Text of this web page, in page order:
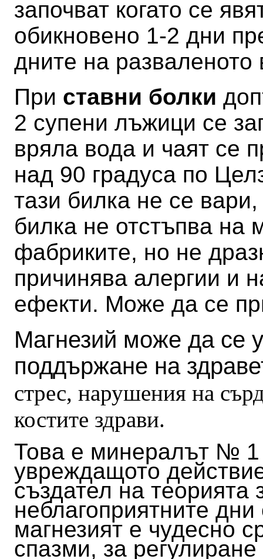
започват когато се
обикновено 1-2 дни
дните на
При ставни болки
2 супени лъжици се
вряла вода и чаят се
над 90 градуса по
тази билка не се
билка не отстъпва на
фабриките, но не
причинява алергии и
ефекти. Може да се
Магнезий може да се
поддържане на
стрес, нарушения на
костите здрави.
Това е минералът № 1
увреждащото
създател на
неблагоприятните
магнезият е чудесно
спазми, за